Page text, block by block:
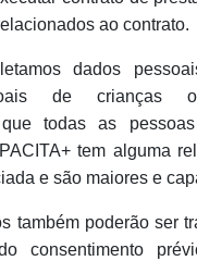
ao contrato.
dados
de crianças
que todas as
tem alguma
e são maiores e
também poderão ser
consentimento